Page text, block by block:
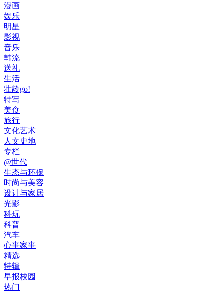
漫画
娱乐
明星
影视
音乐
韩流
送礼
生活
壮龄go!
特写
美食
旅行
文化艺术
人文史地
专栏
@世代
生态与环保
时尚与美容
设计与家居
光影
科玩
科普
汽车
心事家事
精选
特辑
早报校园
热门